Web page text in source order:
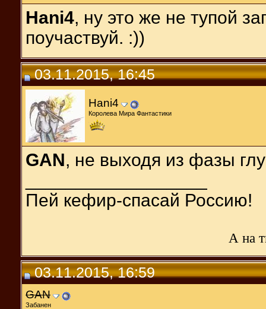
Hani4, ну это же не тупой
поучаствуй. :))
03.11.2015, 16:45
Hani4
Королева Мира Фантастики
GAN, не выходя из фазы
Пей кефир-спасай Россию!
А на
03.11.2015, 16:59
GAN
Забанен